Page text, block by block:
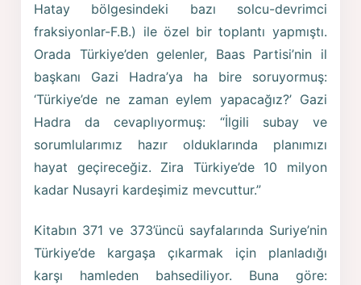
Hatay bölgesindeki bazı solcu-devrimci
fraksiyonlar-F.B.) ile özel bir toplantı yapmıştı.
Orada Türkiye’den gelenler, Baas Partisi’nin il
başkanı Gazi Hadra’ya ha bire soruyormuş:
‘Türkiye’de ne zaman eylem yapacağız?’ Gazi
Hadra da cevaplıyormuş: “İlgili subay ve
sorumlularımız hazır olduklarında planımızı
hayat geçireceğiz. Zira Türkiye’de 10 milyon
kadar Nusayri kardeşimiz mevcuttur.”
Kitabın 371 ve 373’üncü sayfalarında Suriye’nin
Türkiye’de kargaşa çıkarmak için planladığı
karşı hamleden bahsediliyor. Buna göre: